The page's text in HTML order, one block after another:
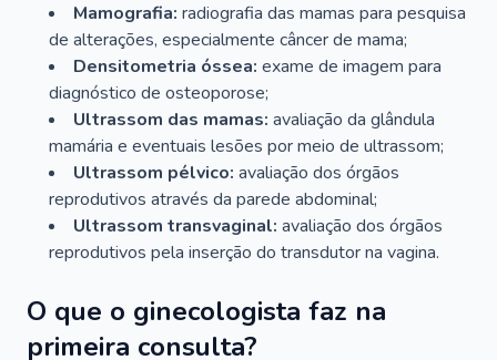
Mamografia: radiografia das mamas para pesquisa
de alterações, especialmente câncer de mama;
Densitometria óssea: exame de imagem para
diagnóstico de osteoporose;
Ultrassom das mamas: avaliação da glândula
mamária e eventuais lesões por meio de ultrassom;
Ultrassom pélvico: avaliação dos órgãos
reprodutivos através da parede abdominal;
Ultrassom transvaginal: avaliação dos órgãos
reprodutivos pela inserção do transdutor na vagina.
O que o ginecologista faz na
primeira consulta?